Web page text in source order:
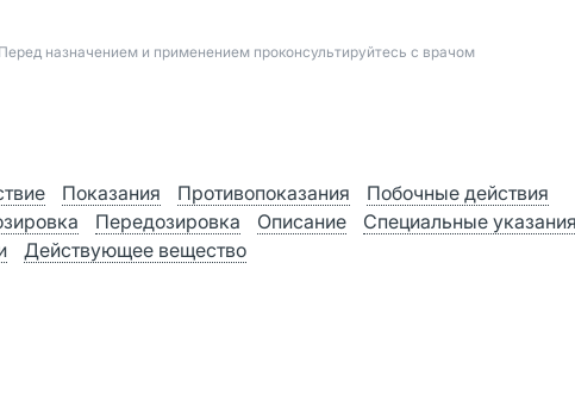
назначением и применением проконсультируйтесь с врачом
Показания Противопоказания
Побочные действия
Передозировка Описание
Специальные указания
Действующее вещество